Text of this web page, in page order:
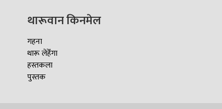
थारूवान किनमेल
गहना
थारू लेहेँगा
हस्तकला
पुस्तक